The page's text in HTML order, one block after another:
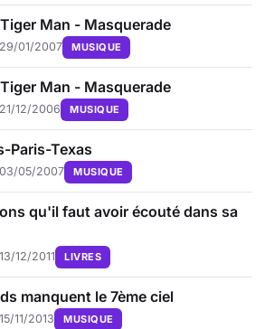
Man - Masquerade
29/01/2007 MUSIQUE
Man - Masquerade
21/12/2006 MUSIQUE
Paris-Texas
03/05/2007 MUSIQUE
qu'il faut avoir écouté dans sa
13/12/2011 LIVRES
manquent le 7ème ciel
15/11/2013 MUSIQUE